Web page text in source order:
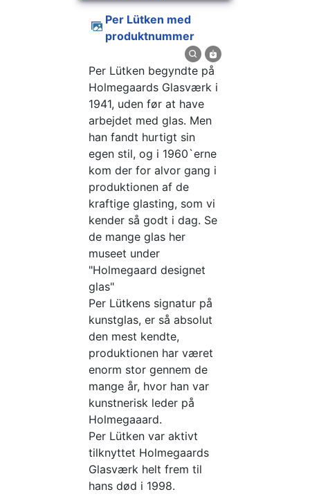
Per Lütken med
produktnummer
Per Lütken begyndte på
Holmegaards Glasværk i
1941, uden før at have
arbejdet med glas. Men
han fandt hurtigt sin
egen stil, og i 1960`erne
kom der for alvor gang i
produktionen af de
kraftige glasting, som vi
kender så godt i dag. Se
de mange glas her
museet under
"Holmegaard designet
glas"
Per Lütkens signatur på
kunstglas, er så absolut
den mest kendte,
produktionen har været
enorm stor gennem de
mange år, hvor han var
kunstnerisk leder på
Holmegaaard.
Per Lütken var aktivt
tilknyttet Holmegaards
Glasværk helt frem til
hans død i 1998.